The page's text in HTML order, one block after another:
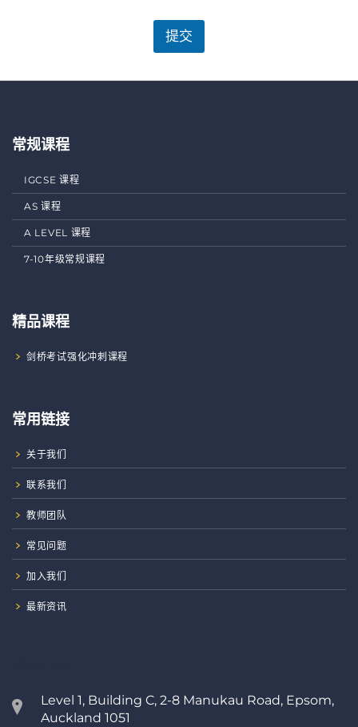
提交
常规课程
IGCSE 课程
AS 课程
A LEVEL 课程
7-10年级常规课程
精品课程
剑桥考试强化冲刺课程
常用链接
关于我们
联系我们
教师团队
常见问题
加入我们
最新资讯
Level 1, Building C, 2-8 Manukau Road, Epsom,
Auckland 1051